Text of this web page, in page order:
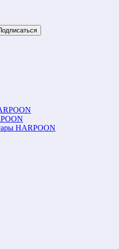
HARPOON